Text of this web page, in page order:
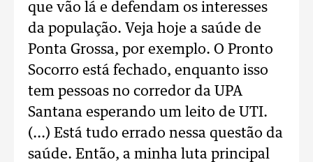
que vão lá e defendam os interesses
da população. Veja hoje a saúde de
Ponta Grossa, por exemplo. O Pronto
Socorro está fechado, enquanto isso
tem pessoas no corredor da UPA
Santana esperando um leito de UTI.
(...) Está tudo errado nessa questão da
saúde. Então, a minha luta principal